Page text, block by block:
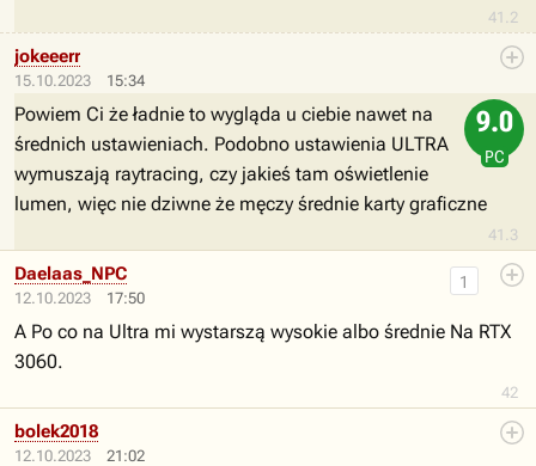
41.2
15.10.2023 15:34
41.3
jokeeerr
9.0
PC
Powiem Ci że ładnie to wygląda u ciebie nawet na
średnich ustawieniach. Podobno ustawienia ULTRA
wymuszają raytracing, czy jakieś tam oświetlenie
lumen, więc nie dziwne że męczy średnie karty graficzne
12.10.2023 17:50
42
1
Daelaas_NPC
A Po co na Ultra mi wystarszą wysokie albo średnie Na RTX
3060.
12.10.2023 21:02
bolek2018